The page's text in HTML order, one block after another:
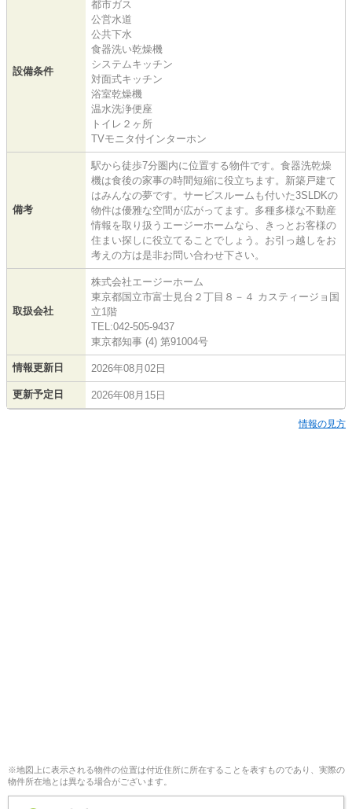
設備条件
都市ガス
公営水道
公共下水
食器洗い乾燥機
システムキッチン
対面式キッチン
浴室乾燥機
温水洗浄便座
トイレ２ヶ所
TVモニタ付インターホン
備考
駅から徒歩7分圏内に位置する物件です。食器洗乾燥
機は食後の家事の時間短縮に役立ちます。新築戸建て
はみんなの夢です。サービスルームも付いた3SLDKの
物件は優雅な空間が広がってます。多種多様な不動産
情報を取り扱うエージーホームなら、きっとお客様の
住まい探しに役立てることでしょう。お引っ越しをお
考えの方は是非お問い合わせ下さい。
取扱会社
株式会社エージーホーム
東京都国立市富士見台２丁目８－４ カスティージョ国
立1階
TEL:042-505-9437
東京都知事 (4) 第91004号
情報更新日 2026年08月02日
更新予定日 2026年08月15日
情報の見方
※地図上に表示される物件の位置は付近住所に所在することを表すものであり、実際の
物件所在地とは異なる場合がございます。